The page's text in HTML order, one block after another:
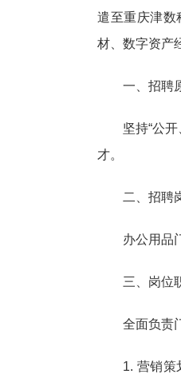
遣至重庆津数
材、数字资产
一、招聘
坚持“公
才。
二、招聘
办公用品
三、岗位
全面负责
1. 营销策